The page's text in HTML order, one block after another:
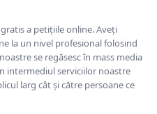
a petițiile online. Aveți
la un nivel profesional folosind
se regăsesc în mass media
intermediul serviciilor noastre
larg cât și către persoane ce